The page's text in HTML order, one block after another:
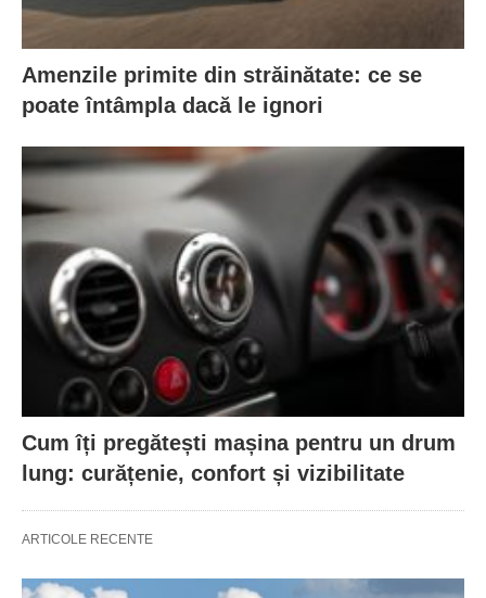
Amenzile primite din străinătate: ce se
poate întâmpla dacă le ignori
Cum îți pregătești mașina pentru un drum
lung: curățenie, confort și vizibilitate
ARTICOLE RECENTE